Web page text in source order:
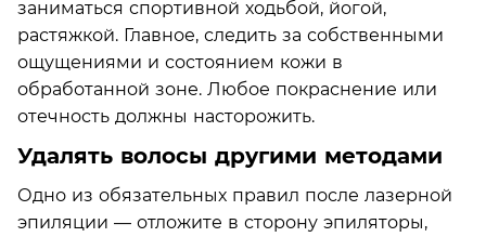
заниматься спортивной ходьбой, йогой,
растяжкой. Главное, следить за собственными
ощущениями и состоянием кожи в
обработанной зоне. Любое покраснение или
отечность должны насторожить.
Удалять волосы другими методами
Одно из обязательных правил после лазерной
эпиляции — отложите в сторону эпиляторы,